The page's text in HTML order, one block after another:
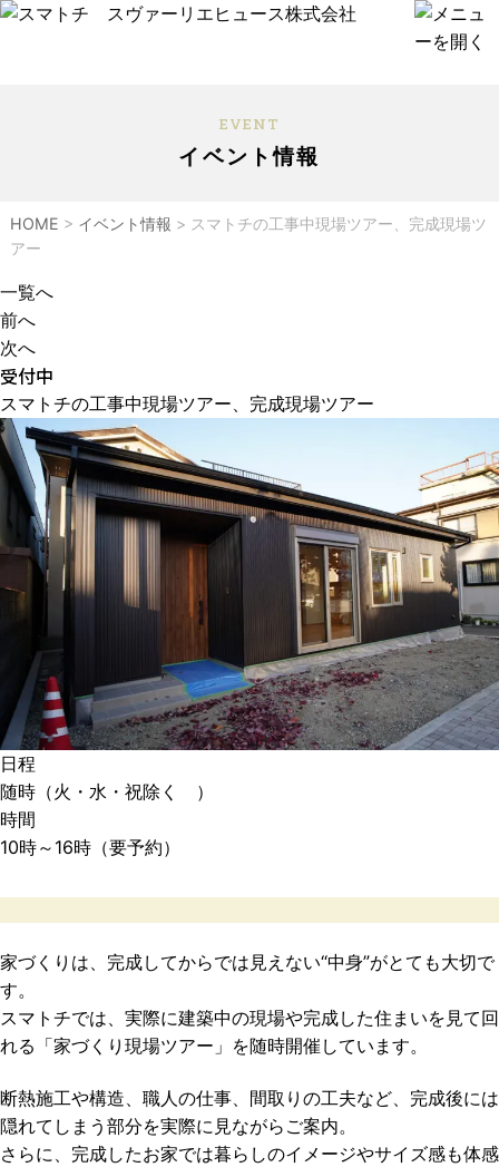
EVENT
イベント情報
HOME > イベント情報 > スマトチの工事中現場ツアー、完成現場ツ
アー
一覧へ
前へ
次へ
受付中
スマトチの工事中現場ツアー、完成現場ツアー
日程
随時（火・水・祝除く ）
時間
10時～16時（要予約）
家づくりは、完成してからでは見えない“中身”がとても大切で
す。
スマトチでは、実際に建築中の現場や完成した住まいを見て回
れる「家づくり現場ツアー」を随時開催しています。
断熱施工や構造、職人の仕事、間取りの工夫など、完成後には
隠れてしまう部分を実際に見ながらご案内。
さらに、完成したお家では暮らしのイメージやサイズ感も体感